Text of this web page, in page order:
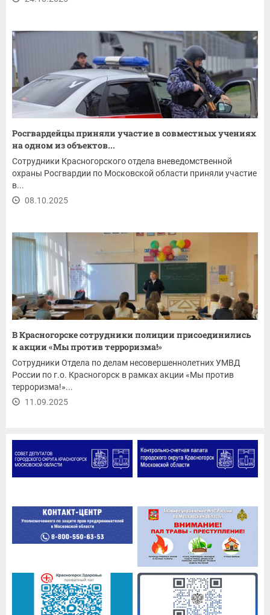
Росгвардейцы приняли участие в совместных учениях
на одном из объектов...
Сотрудники Красногорского отдела вневедомственной
охраны Росгвардии по Московской области приняли участие
в...
08.10.2025
В Красногорске сотрудники полиции присоединились
к акции «Мы против терроризма!»
Сотрудники Отдела по делам несовершеннолетних УМВД
России по г.о. Красногорск в рамках акции «Мы против
терроризма!»...
11.09.2025